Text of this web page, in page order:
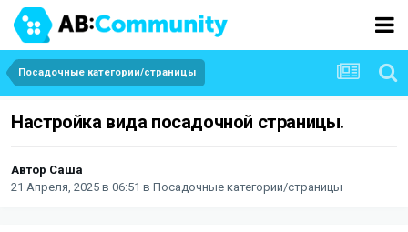
Посадочные категории/страницы
Настройка вида посадочной страницы.
Автор Саша
21 Апреля, 2025 в 06:51 в Посадочные категории/страницы